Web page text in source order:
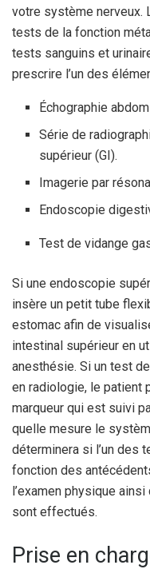
votre système nerveux.
tests de la fonction
tests sanguins et
prescrire l’un des
Échographie
Série de
supérieur (GI).
Imagerie par
Endoscopie
Test de vidange
Si une endoscopie
insère un petit tube
estomac afin de
intestinal supérieur en
anesthésie. Si un test
en radiologie, le patient
marqueur qui est suivi
quelle mesure le
déterminera si l’un des
fonction des
l’examen physique
sont effectués.
Prise en